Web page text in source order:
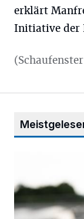
erklärt
Initiative der